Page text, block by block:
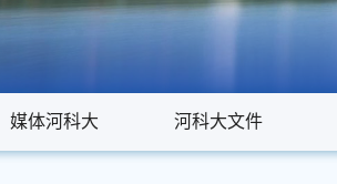
媒体河科大 河科大文件
媒体河科大 河科大文件